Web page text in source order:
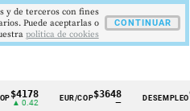
EUR/COP$3648
—
DESEMPLEO9,9 %
▼ 0.30
y de terceros con fines
Puede aceptarlas o
politica de cookies
CONTINUAR